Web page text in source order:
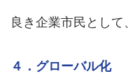
良き企業市民として
４．グローバル化